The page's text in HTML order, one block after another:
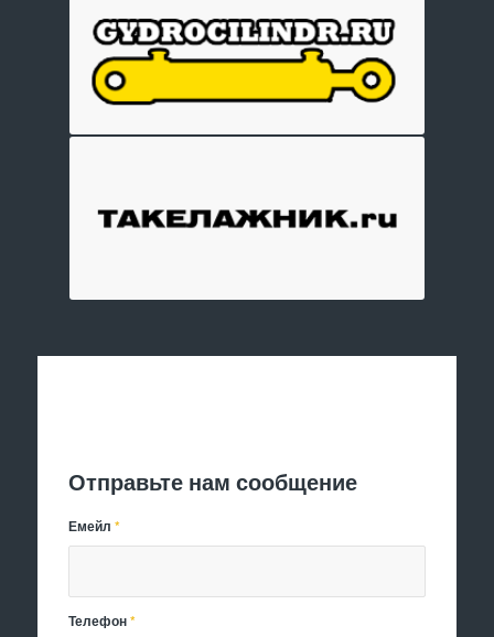
Отправьте нам сообщение
Емейл*
Телефон*